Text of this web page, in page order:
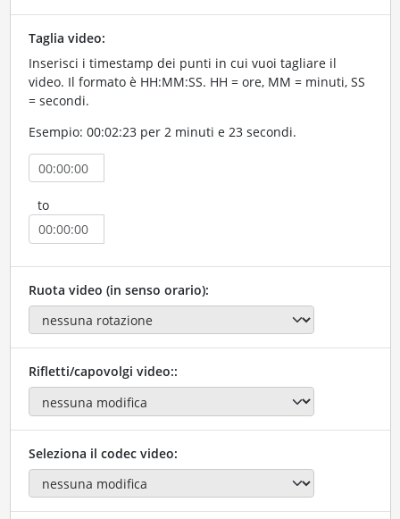
Taglia video:
Inserisci i timestamp dei punti in cui vuoi tagliare il
video. Il formato è HH:MM:SS. HH = ore, MM = minuti, SS
= secondi.
Esempio: 00:02:23 per 2 minuti e 23 secondi.
to
Ruota video (in senso orario):
Rifletti/capovolgi video::
Seleziona il codec video: